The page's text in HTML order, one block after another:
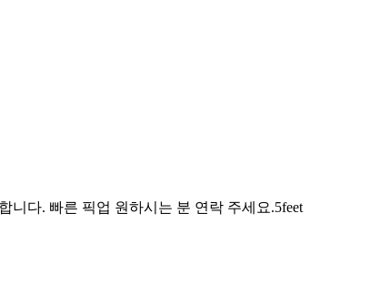
다. 빠른 픽업 원하시는 분 연락 주세요.5feet